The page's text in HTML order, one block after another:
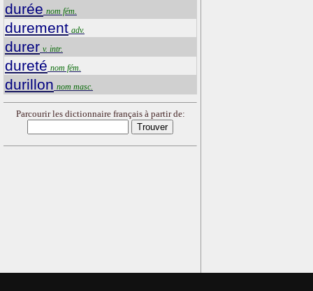
durée nom fém.
durement adv.
durer v. intr.
dureté nom fém.
durillon nom masc.
Parcourir les dictionnaire français à partir de: